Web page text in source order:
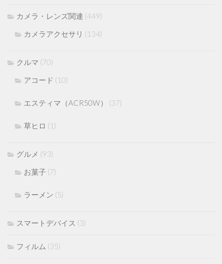
カメラ・レンズ関連 (449)
カメラアクセサリ (134)
クルマ (70)
アコード (10)
エスティマ（ACR50W） (37)
草ヒロ (1)
グルメ (93)
お菓子 (7)
ラーメン (5)
スマートデバイス (3)
フィルム (35)